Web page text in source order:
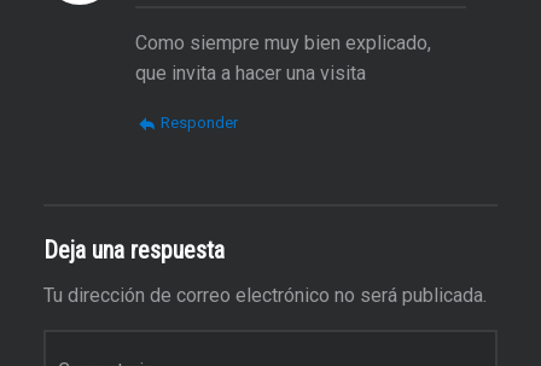
Como siempre muy bien explicado,
que invita a hacer una visita
Responder
Deja una respuesta
Tu dirección de correo electrónico no será publicada.